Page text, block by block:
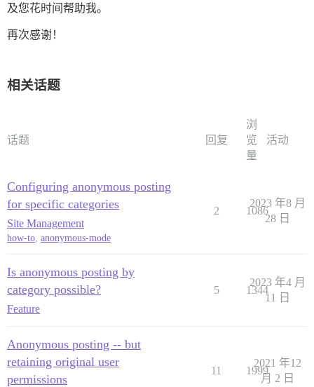
及您花时间帮助我。
再次感谢！
相关话题
话题 回复
浏
览
量
活动
Configuring anonymous posting
for specific categories
Site Management
how-to, anonymous-mode
2 1086
2023 年8 月
28 日
Is anonymous posting by
category possible?
Feature
5 1344
2023 年4 月
11 日
Anonymous posting -- but
retaining original user
permissions
11 1999
2021 年12
月 2 日